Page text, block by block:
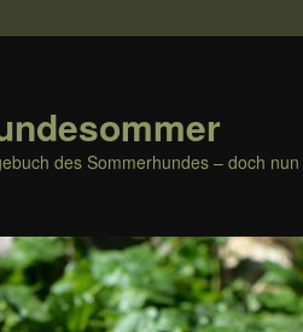
des Sommerhundes – doch